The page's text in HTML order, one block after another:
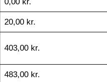
20,00 kr.
403,00 kr.
483,00 kr.